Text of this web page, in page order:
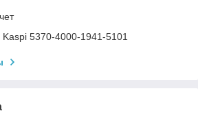
Kaspi 5370-4000-1941-5101